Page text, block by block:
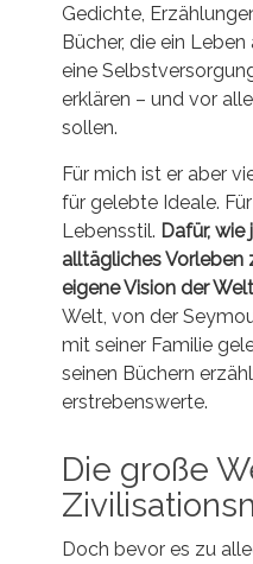
Gedichte,
Bücher, die ein
eine
erklären – und vor
sollen.
Für mich ist er aber
für gelebte Ideale.
Lebensstil. Dafür,
alltägliches Vorleben
eigene Vision der
Welt, von der
mit seiner Familie
seinen Büchern
erstrebenswerte.
Die große
Doch bevor es zu